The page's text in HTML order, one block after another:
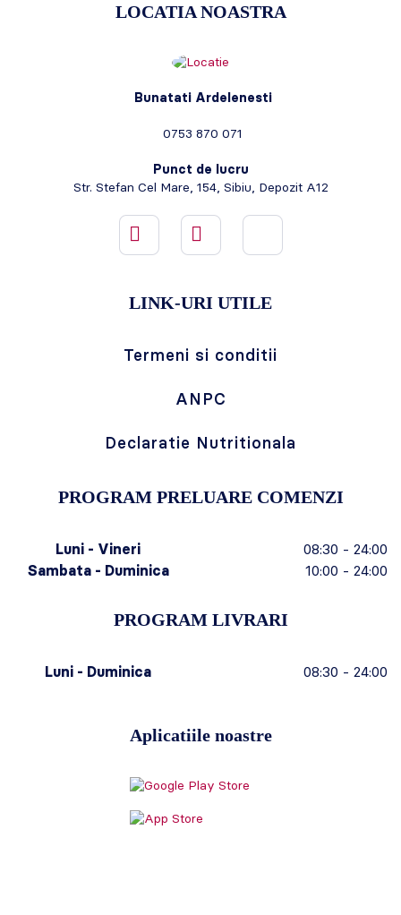
LOCATIA NOASTRA
Bunatati Ardelenesti
0753 870 071
Punct de lucru
Str. Stefan Cel Mare, 154, Sibiu, Depozit A12
LINK-URI UTILE
Termeni si conditii
ANPC
Declaratie Nutritionala
PROGRAM PRELUARE COMENZI
Luni - Vineri
08:30 - 24:00
Sambata - Duminica
10:00 - 24:00
PROGRAM LIVRARI
Luni - Duminica 08:30 - 24:00
Aplicatiile noastre